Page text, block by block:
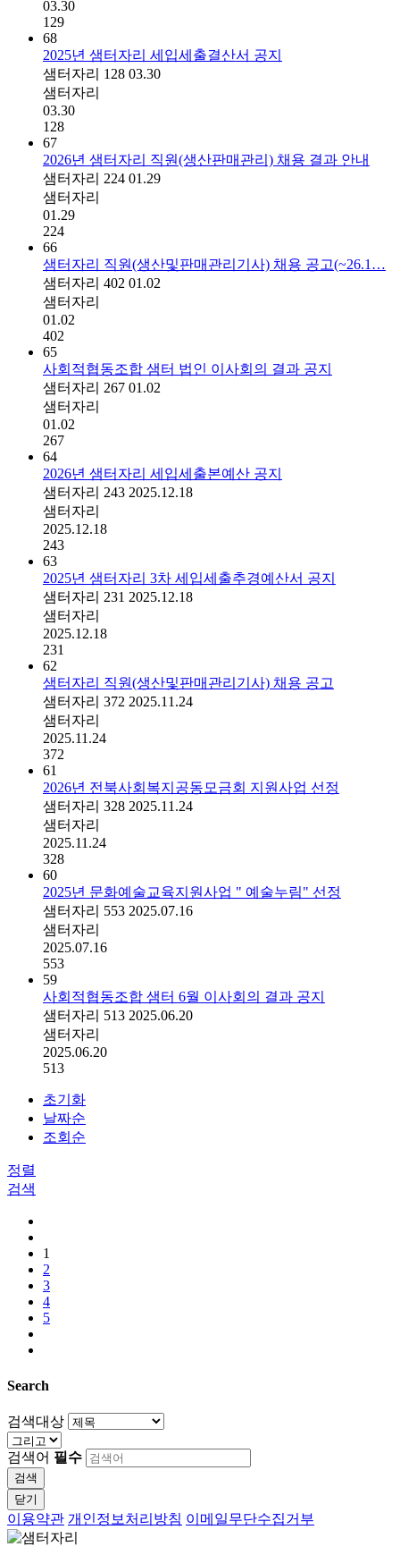
03.30
129
68
2025년 샘터자리 세입세출결산서 공지
샘터자리 128 03.30
샘터자리
03.30
128
67
2026년 샘터자리 직원(생산판매관리) 채용 결과 안내
샘터자리 224 01.29
샘터자리
01.29
224
66
샘터자리 직원(생산및판매관리기사) 채용 공고(~26.1…
샘터자리 402 01.02
샘터자리
01.02
402
65
사회적협동조합 샘터 법인 이사회의 결과 공지
샘터자리 267 01.02
샘터자리
01.02
267
64
2026년 샘터자리 세입세출본예산 공지
샘터자리 243 2025.12.18
샘터자리
2025.12.18
243
63
2025년 샘터자리 3차 세입세출추경예산서 공지
샘터자리 231 2025.12.18
샘터자리
2025.12.18
231
62
샘터자리 직원(생산및판매관리기사) 채용 공고
샘터자리 372 2025.11.24
샘터자리
2025.11.24
372
61
2026년 전북사회복지공동모금회 지원사업 선정
샘터자리 328 2025.11.24
샘터자리
2025.11.24
328
60
2025년 문화예술교육지원사업 " 예술누림" 선정
샘터자리 553 2025.07.16
샘터자리
2025.07.16
553
59
사회적협동조합 샘터 6월 이사회의 결과 공지
샘터자리 513 2025.06.20
샘터자리
2025.06.20
513
초기화
날짜순
조회순
정렬
검색
1
2
3
4
5
Search
검색대상
검색어 필수
검색
닫기
이용약관 개인정보처리방침 이메일무단수집거부